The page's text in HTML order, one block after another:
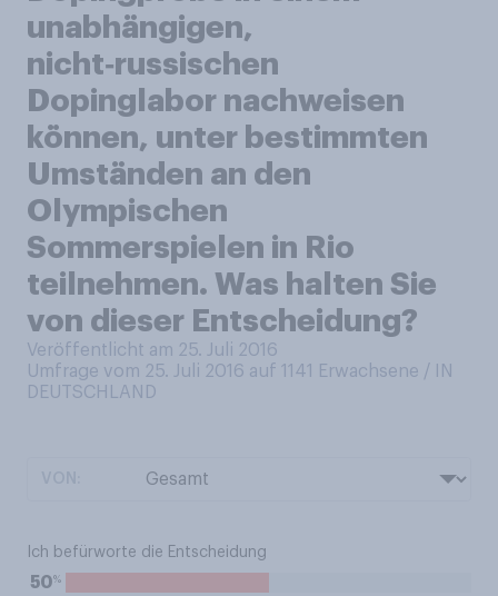
unabhängigen,
nicht‑russischen
Dopinglabor nachweisen
können, unter bestimmten
Umständen an den
Olympischen
Sommerspielen in Rio
teilnehmen. Was halten Sie
von dieser Entscheidung?
Veröffentlicht am 25. Juli 2016
Umfrage vom 25. Juli 2016 auf 1141
Erwachsene / IN
DEUTSCHLAND
Ich befürworte die Entscheidung
50%